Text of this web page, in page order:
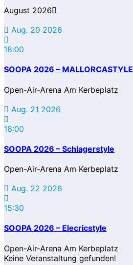
August 2026
Aug. 20 2026
18:00
SOOPA 2026 – MALLORCASTYLE
Open-Air-Arena Am Kerbeplatz
Aug. 21 2026
18:00
SOOPA 2026 – Schlagerstyle
Open-Air-Arena Am Kerbeplatz
Aug. 22 2026
15:30
SOOPA 2026 – Elecricstyle
Open-Air-Arena Am Kerbeplatz
Keine Veranstaltung gefunden!